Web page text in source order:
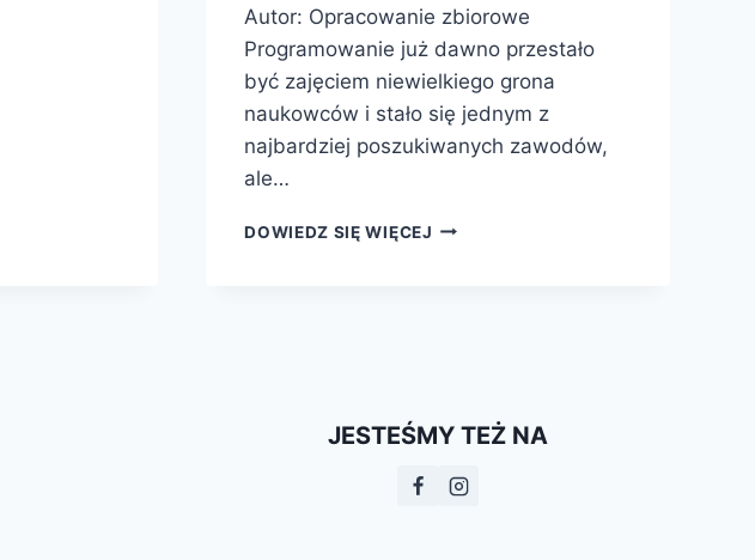
Autor: Opracowanie zbiorowe
Programowanie już dawno przestało
być zajęciem niewielkiego grona
naukowców i stało się jednym z
najbardziej poszukiwanych zawodów,
ale…
DOWIEDZ SIĘ WIĘCEJ SCRATCH:
JESTEŚMY TEŻ NA